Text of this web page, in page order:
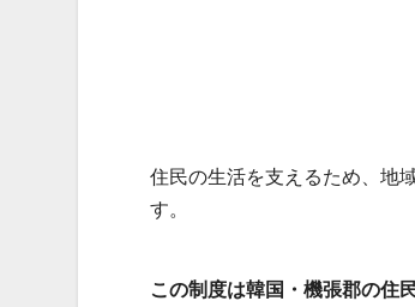
住民の生活を支えるため、地
す。
この制度は韓国・機張郡の住